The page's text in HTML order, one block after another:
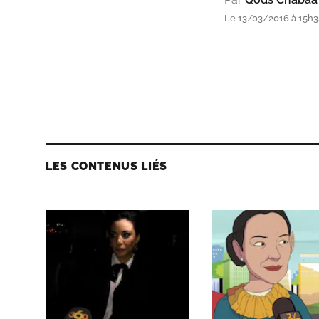
Le 13/03/2016 à
LES CONTENUS LIÉS